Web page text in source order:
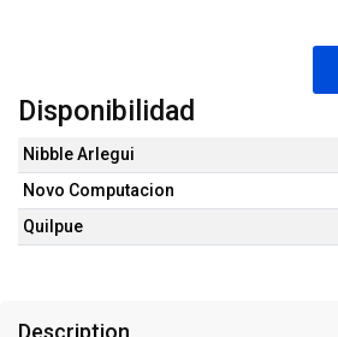
Disponibilidad
Nibble Arlegui
Novo Computacion
Quilpue
Description